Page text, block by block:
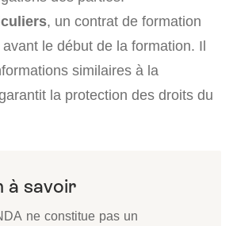
, un contrat de formation
le début de la formation. Il
similaires à la
la protection des droits du
à savoir
ne constitue pas un